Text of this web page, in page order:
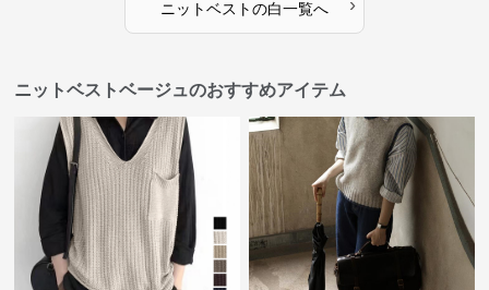
ニットベストの白一覧へ
ニットベストベージュのおすすめアイテム